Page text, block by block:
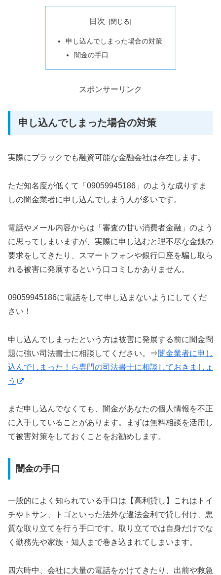
目次
申し込んでしまった場合の対策
闇金の手口
スポンサーリンク
申し込んでしまった場合の対策
実際にブラックでも融資可能な金融会社は存在します。
ただ知名度が低くて「09059945186」のような成りすま
しの闇金業者に申し込んでしまう人が多いです。
電話やメール内容からは「審査の甘い消費者金融」のよう
に思ってしまいますが、実際に申し込むと理不尽な金銭の
要求をしてきたり、スマートフォンや銀行口座を騙し取ら
れる被害に発展するという口コミしかありません。
09059945186に電話をして申し込まないようにしてくだ
さい！
申し込んでしまったという方は被害に発展する前に闇金問
題に強い司法書士に相談してください。⇒闇金業者に申し
込んでしまった！ら専門の司法書士に相談しておきましょ
う
まだ申し込んでなくても、闇金があなたの個人情報を不正
に入手していることがあります。まずは無料相談を活用し
て被害対策をしておくことをお勧めします。
闇金の手口
一般的によく知られている手口は【高利貸し】これはトイ
チやトサン、トゴといった法外な違法金利で貸し付け、悪
質な取り立てを行う手口です。取り立てでは自身だけでな
く勤務先や家族・知人まで巻き込まれてしまいます。
四六時中、会社に大量の電話をかけてきたり、出前や救急